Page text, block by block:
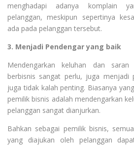
menghadapi adanya komplain
pelanggan, meskipun sepertinya
ada pada pelanggan tersebut.
3. Menjadi Pendengar yang baik
Mendengarkan keluhan dan
berbisnis sangat perlu, juga menjadi
juga tidak kalah penting. Biasanya
pemilik bisnis adalah mendengarkan
pelanggan sangat dianjurkan.
Bahkan sebagai pemilik bisnis,
yang diajukan oleh pelanggan